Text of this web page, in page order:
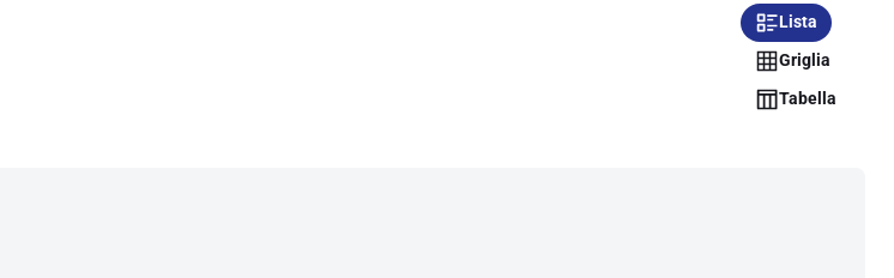
Lista
Griglia
Tabella